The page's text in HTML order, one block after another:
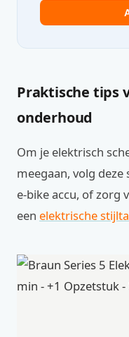
Praktische tips
onderhoud
Om je elektrisch
meegaan, volg deze
e-bike accu, of zorg
een elektrische